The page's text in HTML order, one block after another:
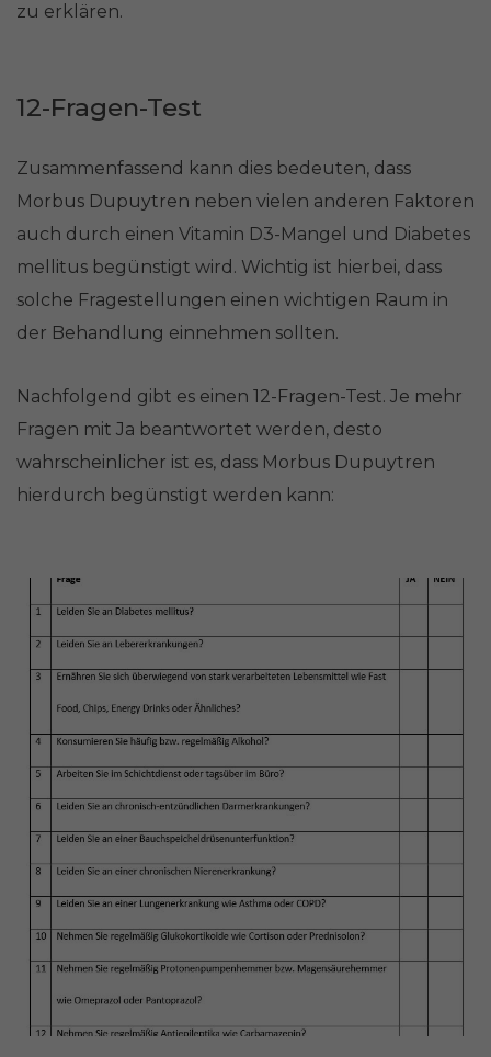
zu erklären.
12-Fragen-Test
Zusammenfassend kann dies bedeuten, dass
Morbus Dupuytren neben vielen anderen Faktoren
auch durch einen Vitamin D3-Mangel und Diabetes
mellitus begünstigt wird. Wichtig ist hierbei, dass
solche Fragestellungen einen wichtigen Raum in
der Behandlung einnehmen sollten.
Nachfolgend gibt es einen 12-Fragen-Test. Je mehr
Fragen mit Ja beantwortet werden, desto
wahrscheinlicher ist es, dass Morbus Dupuytren
hierdurch begünstigt werden kann: